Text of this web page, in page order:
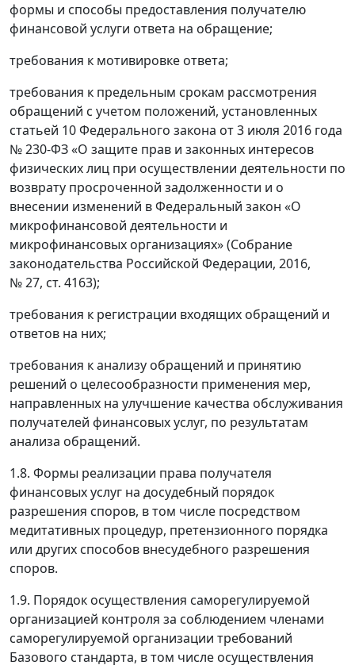
формы и способы предоставления получателю
финансовой услуги ответа на обращение;
требования к мотивировке ответа;
требования к предельным срокам рассмотрения
обращений с учетом положений, установленных
статьей 10 Федерального закона от 3 июля 2016 года
№ 230-ФЗ «О защите прав и законных интересов
физических лиц при осуществлении деятельности по
возврату просроченной задолженности и о
внесении изменений в Федеральный закон «О
микрофинансовой деятельности и
микрофинансовых организациях» (Собрание
законодательства Российской Федерации, 2016,
№ 27, ст. 4163);
требования к регистрации входящих обращений и
ответов на них;
требования к анализу обращений и принятию
решений о целесообразности применения мер,
направленных на улучшение качества обслуживания
получателей финансовых услуг, по результатам
анализа обращений.
1.8. Формы реализации права получателя
финансовых услуг на досудебный порядок
разрешения споров, в том числе посредством
медитативных процедур, претензионного порядка
или других способов внесудебного разрешения
споров.
1.9. Порядок осуществления саморегулируемой
организацией контроля за соблюдением членами
саморегулируемой организации требований
Базового стандарта, в том числе осуществления